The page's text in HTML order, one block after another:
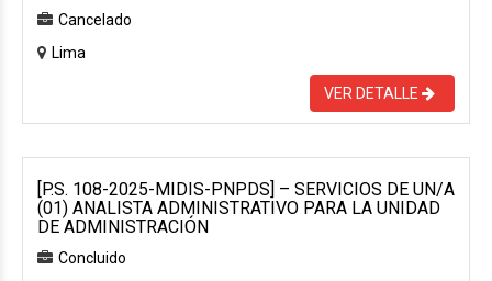
Cancelado
Lima
VER DETALLE
[P.S. 108-2025-MIDIS-PNPDS] – SERVICIOS DE UN/A
(01) ANALISTA ADMINISTRATIVO PARA LA UNIDAD
DE ADMINISTRACIÓN
Concluido